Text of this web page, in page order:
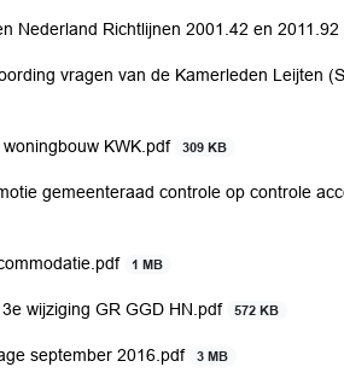
Nederland Richtlijnen 2001.42 en
vragen van de Kamerleden Leijten
KWK.pdf 309 KB
gemeenteraad controle op controle
1 MB
wijziging GR GGD HN.pdf 572 KB
september 2016.pdf 3 MB